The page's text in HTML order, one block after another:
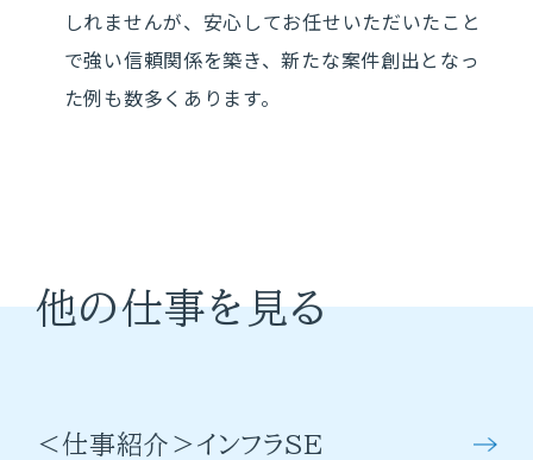
しれませんが、安心してお任せいただいたこと
で強い信頼関係を築き、新たな案件創出となっ
た例も数多くあります。
他の仕事を見る
＜仕事紹介＞インフラSE